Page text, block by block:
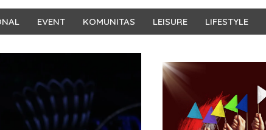
EVENT KOMUNITAS LEISURE LIFESTYLE